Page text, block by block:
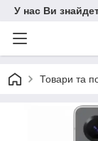
У нас Ви
Товари та